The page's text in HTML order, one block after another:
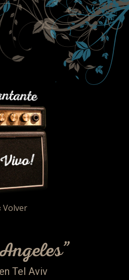
Volver
Tel Aviv